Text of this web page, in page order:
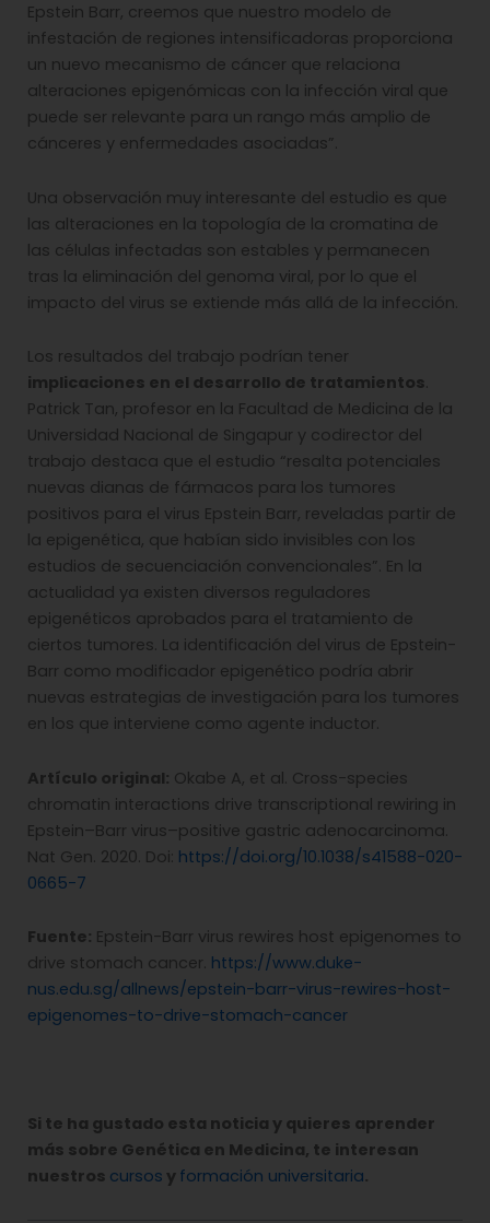
Epstein Barr, creemos que nuestro modelo de
infestación de regiones intensificadoras proporciona
un nuevo mecanismo de cáncer que relaciona
alteraciones epigenómicas con la infección viral que
puede ser relevante para un rango más amplio de
cánceres y enfermedades asociadas”.
Una observación muy interesante del estudio es que
las alteraciones en la topología de la cromatina de
las células infectadas son estables y permanecen
tras la eliminación del genoma viral, por lo que el
impacto del virus se extiende más allá de la infección.
Los resultados del trabajo podrían tener
implicaciones en el desarrollo de tratamientos.
Patrick Tan, profesor en la Facultad de Medicina de la
Universidad Nacional de Singapur y codirector del
trabajo destaca que el estudio “resalta potenciales
nuevas dianas de fármacos para los tumores
positivos para el virus Epstein Barr, reveladas partir de
la epigenética, que habían sido invisibles con los
estudios de secuenciación convencionales”. En la
actualidad ya existen diversos reguladores
epigenéticos aprobados para el tratamiento de
ciertos tumores. La identificación del virus de Epstein-
Barr como modificador epigenético podría abrir
nuevas estrategias de investigación para los tumores
en los que interviene como agente inductor.
Artículo original: Okabe A, et al. Cross-species
chromatin interactions drive transcriptional rewiring in
Epstein–Barr virus–positive gastric adenocarcinoma.
Nat Gen. 2020. Doi: https://doi.org/10.1038/s41588-020-
0665-7
Fuente: Epstein-Barr virus rewires host epigenomes to
drive stomach cancer. https://www.duke-
nus.edu.sg/allnews/epstein-barr-virus-rewires-host-
epigenomes-to-drive-stomach-cancer
Si te ha gustado esta noticia y quieres aprender
más sobre Genética en Medicina, te interesan
nuestros cursos y formación universitaria.